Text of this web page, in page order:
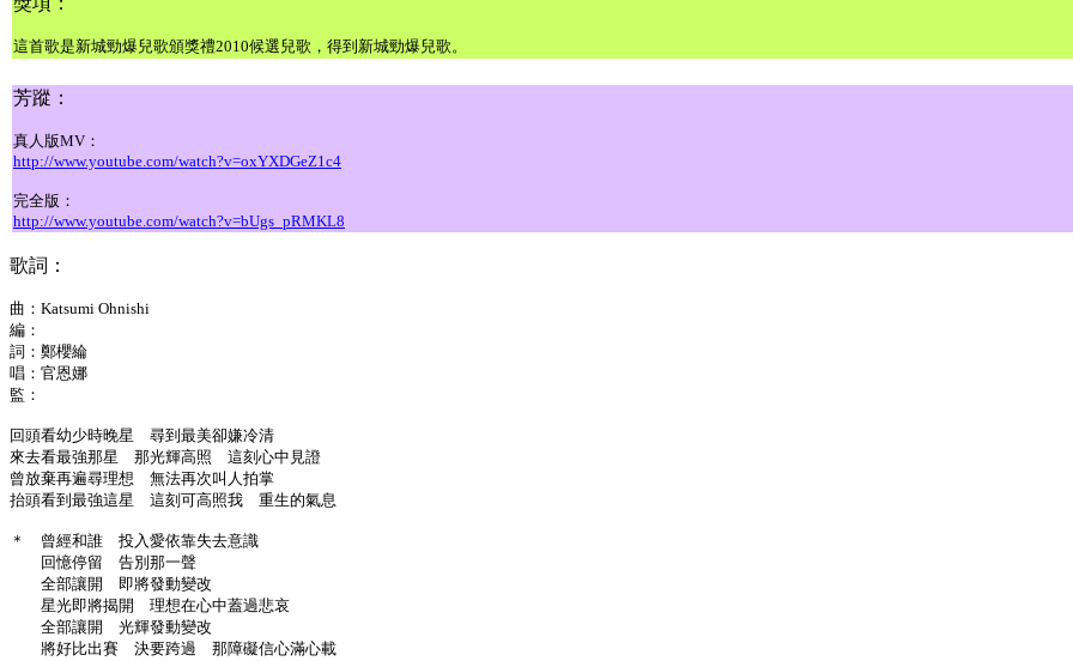
這首歌是新城勁爆兒歌頒獎禮2010候選兒歌，得到新城勁爆兒歌。
芳蹤：
真人版MV：
http://www.youtube.com/watch?v=oxYXDGeZ1c4
完全版：
http://www.youtube.com/watch?v=bUgs_pRMKL8
歌詞：
曲： Katsumi Ohnishi
編：
詞： 鄭櫻綸
唱： 官恩娜
監：
回頭看幼少時晚星 尋到最美卻嫌冷清
來去看最強那星 那光輝高照 這刻心中見證
曾放棄再遍尋理想 無法再次叫人拍掌
抬頭看到最強這星 這刻可高照我 重生的氣息
＊ 曾經和誰 投入愛依靠失去意識
回憶停留 告別那一聲
全部讓開 即將發動變改
星光即將揭開 理想在心中蓋過悲哀
全部讓開 光輝發動變改
將好比出賽 決要跨過 那障礙信心滿心載